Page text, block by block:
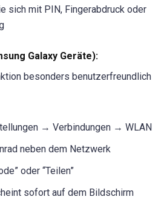
sich mit PIN, Fingerabdruck oder
Galaxy Geräte):
besonders benutzerfreundlich
→ Verbindungen → WLAN
neben dem Netzwerk
oder “Teilen”
sofort auf dem Bildschirm